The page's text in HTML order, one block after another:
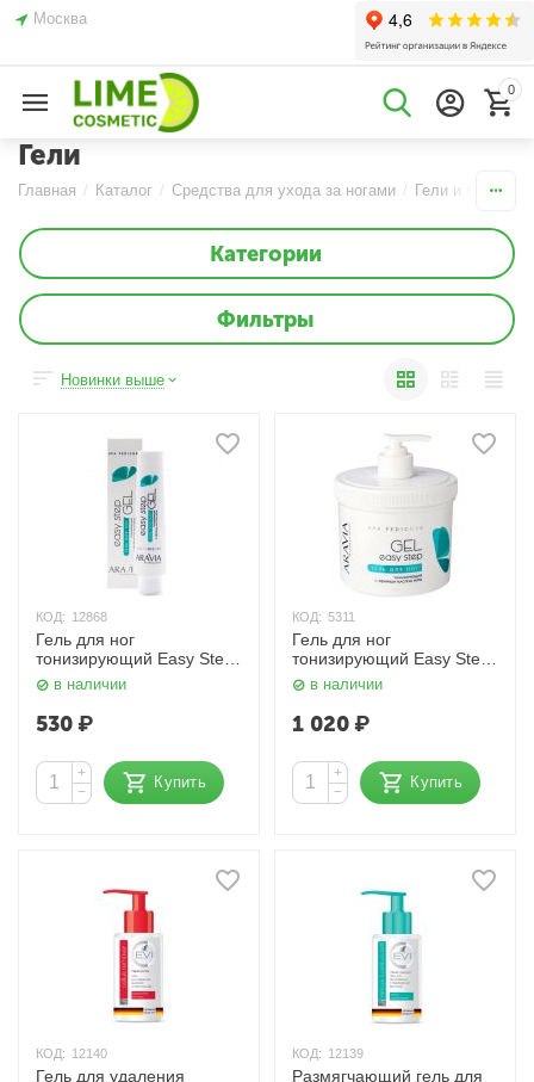
Москва
0
Гели
Главная / Каталог / Средства для ухода за ногами / Гели и
Категории
Фильтры
Новинки выше
КОД: 12868
Гель для ног
тонизирующий Easy Step
100 мл. Aravia
в наличии
530₽
+
−
Купить
КОД: 5311
Гель для ног
тонизирующий Easy Step
550 мл. Aravia
в наличии
1 020₽
+
−
Купить
КОД: 12140
Гель для удаления
КОД: 12139
Размягчающий гель для